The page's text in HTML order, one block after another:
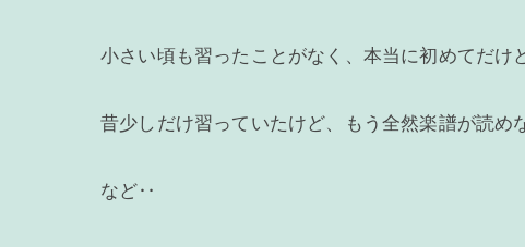
小さい頃も習ったことがなく、本当に初めてだけ
昔少しだけ習っていたけど、もう全然楽譜が読め
など‥